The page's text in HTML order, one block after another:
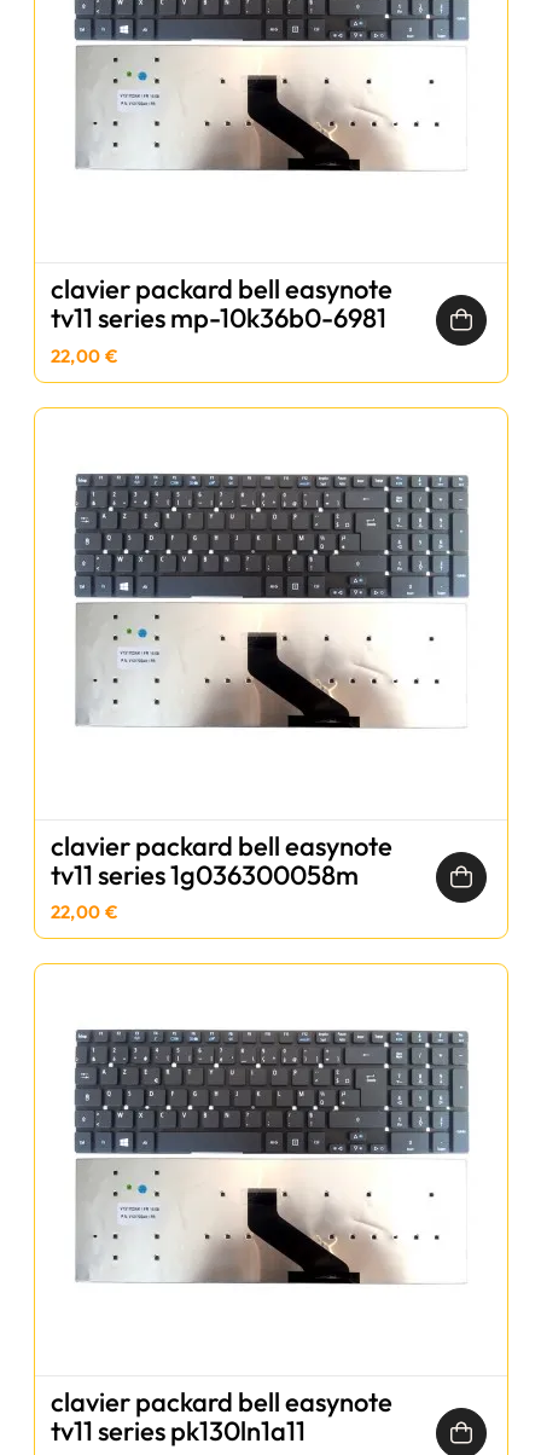
clavier packard bell easynote
tv11 series mp-10k36b0-6981
22,00 €
clavier packard bell easynote
tv11 series 1g036300058m
22,00 €
clavier packard bell easynote
tv11 series pk130ln1a11